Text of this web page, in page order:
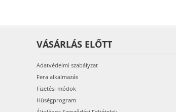
VÁSÁRLÁS ELŐTT
Adatvédelmi szabályzat
Fera alkalmazás
Fizetési módok
Hűségprogram